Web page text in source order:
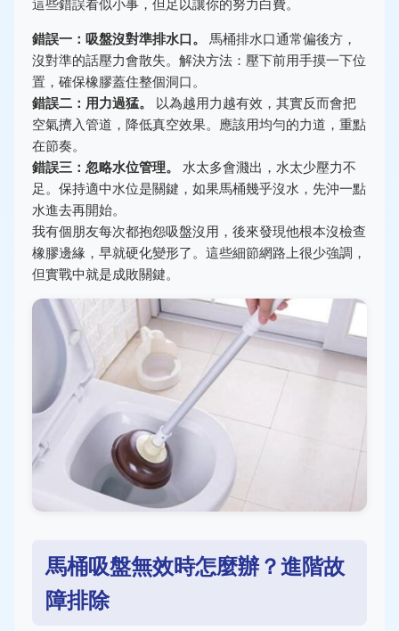
錯誤一：吸盤沒對準排水口。
馬桶排水口通常偏後方，
沒對準的話壓力會散失。解決方法：壓下前用手摸一下位
置，確保橡膠蓋住整個洞口。
錯誤二：用力過猛。
以為越用力越有效，其實反而會把
空氣擠入管道，降低真空效果。應該用均勻的力道，重點
在節奏。
錯誤三：忽略水位管理。
水太多會濺出，水太少壓力不
足。保持適中水位是關鍵，如果馬桶幾乎沒水，先沖一點
水進去再開始。
我有個朋友每次都抱怨吸盤沒用，後來發現他根本沒檢查
橡膠邊緣，早就硬化變形了。這些細節網路上很少強調，
但實戰中就是成敗關鍵。
馬桶吸盤無效時怎麼辦？進階故
障排除